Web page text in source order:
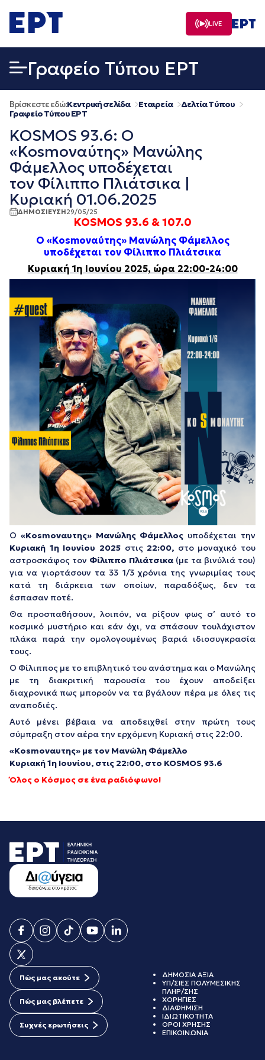
σε
περιεχόμενο
LIVE
Γραφείο Τύπου ΕΡΤ
Βρίσκεστε εδώ:Κεντρική σελίδα Εταιρεία
Δελτία Τύπου
Γραφείο Τύπου ΕΡΤ
KOSMOS 93.6: Ο
«Kosmoναύτης» Μανώλης
Φάμελλος υποδέχεται
τον Φίλιππο Πλιάτσικα |
Κυριακή 01.06.2025
ΔΗΜΟΣΙΕΥΣΗ29/05/25
KOSMOS 93.6 & 107.0
Ο «Kosmoναύτης» Μανώλης Φάμελλος
υποδέχεται τον Φίλιππο Πλιάτσικα
Κυριακή 1η Ιουνίου 2025, ώρα 22:00-24:00
Ο «Κosmoναυτης» Μανώλης Φάμελλος υποδέχεται την
Κυριακή 1η Ιουνίου 2025στις 22:00, στο μοναχικό του
αστροσκάφος τον Φίλιππο Πλιάτσικα (με τα βινύλιά του)
για να γιορτάσουν τα 33 1/3 χρόνια της γνωριμίας τους
κατά τη διάρκεια των οποίων, παραδόξως, δεν τα
έσπασαν ποτέ.
Θα προσπαθήσουν, λοιπόν, να ρίξουν φως σ’ αυτό το
κοσμικό μυστήριο και εάν όχι, να σπάσουν τουλάχιστον
πλάκα παρά την ομολογουμένως βαριά ιδιοσυγκρασία
τους.
Ο Φίλιππος με το επιβλητικό του ανάστημα και ο Μανώλης
με τη διακριτική παρουσία του έχουν αποδείξει
διαχρονικά πως μπορούν να τα βγάλουν πέρα με όλες τις
αναποδιές.
Αυτό μένει βέβαια να αποδειχθεί στην πρώτη τους
σύμπραξη στον αέρα την ερχόμενη Κυριακή στις 22:00.
«Κosmoναυτης» με τον Μανώλη Φάμελλο
Κυριακή 1η Ιουνίου, στις 22:00, στο KOSMOS 93.6
Όλος ο Κόσμος σε ένα ραδιόφωνο!
Πώς μας ακούτε
Πώς μας βλέπετε
Συχνές ερωτήσεις
ΔΗΜΟΣΙΑ ΑΞΙΑ
ΥΠ/ΣΙΕΣ ΠΟΛΥΜΕΣΙΚΗΣ
ΠΛΗΡ/ΣΗΣ
ΧΟΡΗΓΙΕΣ
ΔΙΑΦΗΜΙΣΗ
ΙΔΙΩΤΙΚΟΤΗΤΑ
ΟΡΟΙ ΧΡΗΣΗΣ
ΕΠΙΚΟΙΝΩΝΙΑ